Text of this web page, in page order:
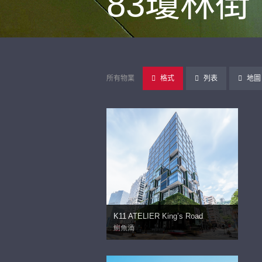
所有物業 格式 列表 地圖
K11 ATELIER King’s Road
鰂魚涌